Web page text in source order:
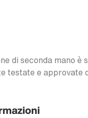
di seconda mano
testate e approvate